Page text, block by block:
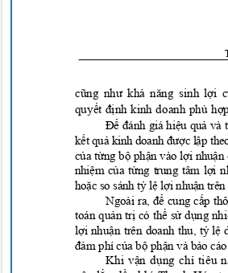
cũng như khả năng sinh lợi
quyết định kinh doanh phù
Để đánh giá hiệu quả và
kết quả kinh doanh được lập
của từng bộ phận vào lợi nhuận
nhiệm của từng trung tâm lợi
hoặc so sánh tỷ lệ lợi nhuận
Ngoài ra, để cung cấp
toán quản trị có thể sử dụng
lợi nhuận trên doanh thu, tỷ
đảm phí của bộ phận và báo
Khi vận dụng chỉ tiêu